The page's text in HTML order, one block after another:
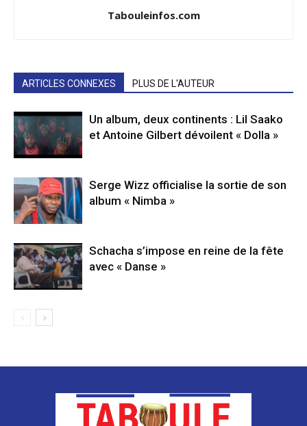
Tabouleinfos.com
ARTICLES CONNEXES PLUS DE L'AUTEUR
Un album, deux continents : Lil Saako
et Antoine Gilbert dévoilent « Dolla »
Serge Wizz officialise la sortie de son
album « Nimba »
Schacha s’impose en reine de la fête
avec « Danse »